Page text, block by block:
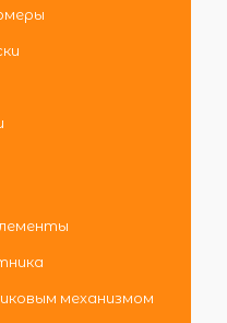
механизмом